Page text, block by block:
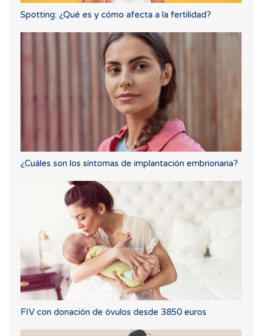
Spotting: ¿Qué es y cómo afecta a la fertilidad?
¿Cuáles son los síntomas de implantación embrionaria?
FIV con donación de óvulos desde 3850 euros